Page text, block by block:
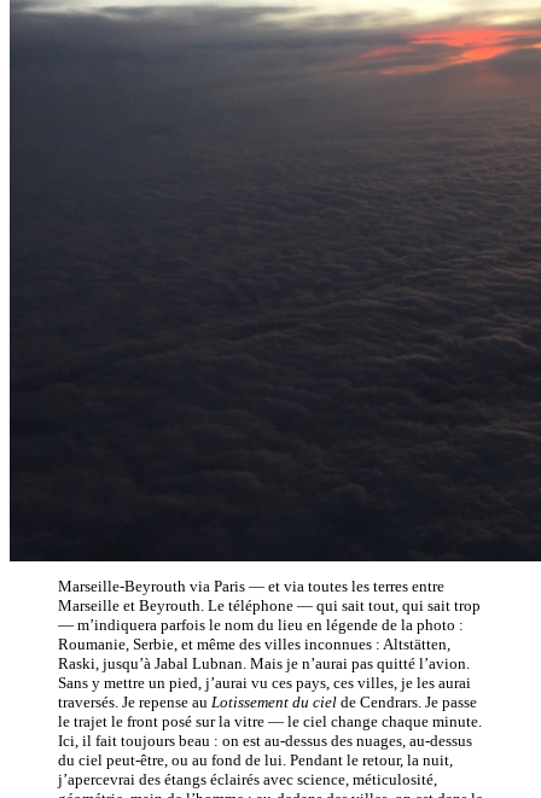
Marseille-Beyrouth via Paris — et via toutes les terres entre
Marseille et Beyrouth. Le téléphone — qui sait tout, qui sait trop
— m’indiquera parfois le nom du lieu en légende de la photo :
Roumanie, Serbie, et même des villes inconnues : Altstätten,
Raski, jusqu’à Jabal Lubnan. Mais je n’aurai pas quitté l’avion.
Sans y mettre un pied, j’aurai vu ces pays, ces villes, je les aurai
traversés. Je repense au Lotissement du ciel de Cendrars. Je passe
le trajet le front posé sur la vitre — le ciel change chaque minute.
Ici, il fait toujours beau : on est au-dessus des nuages, au-dessus
du ciel peut-être, ou au fond de lui. Pendant le retour, la nuit,
j’apercevrai des étangs éclairés avec science, méticulosité,